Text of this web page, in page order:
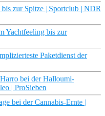
zur Spitze | Sportclub | NDR
Yachtfeeling bis zur
Paketdienst der
bei der Halloumi-
| ProSieben
bei der Cannabis-Ernte |